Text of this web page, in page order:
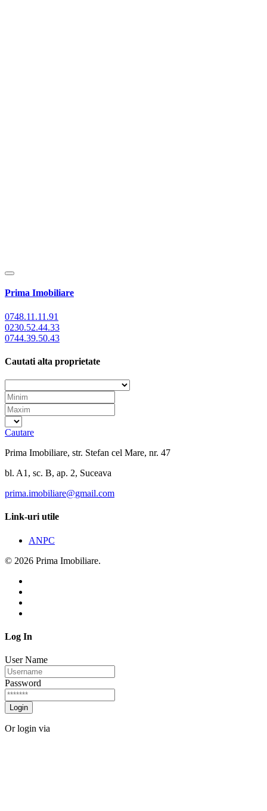
Prima Imobiliare
0748.11.11.91
0230.52.44.33
0744.39.50.43
Cautati alta proprietate
Cautare
Prima Imobiliare, str. Stefan cel Mare, nr. 47
bl. A1, sc. B, ap. 2, Suceava
prima.imobiliare@gmail.com
Link-uri utile
ANPC
© 2026 Prima Imobiliare.
Log In
User Name
Password
Login
Or login via